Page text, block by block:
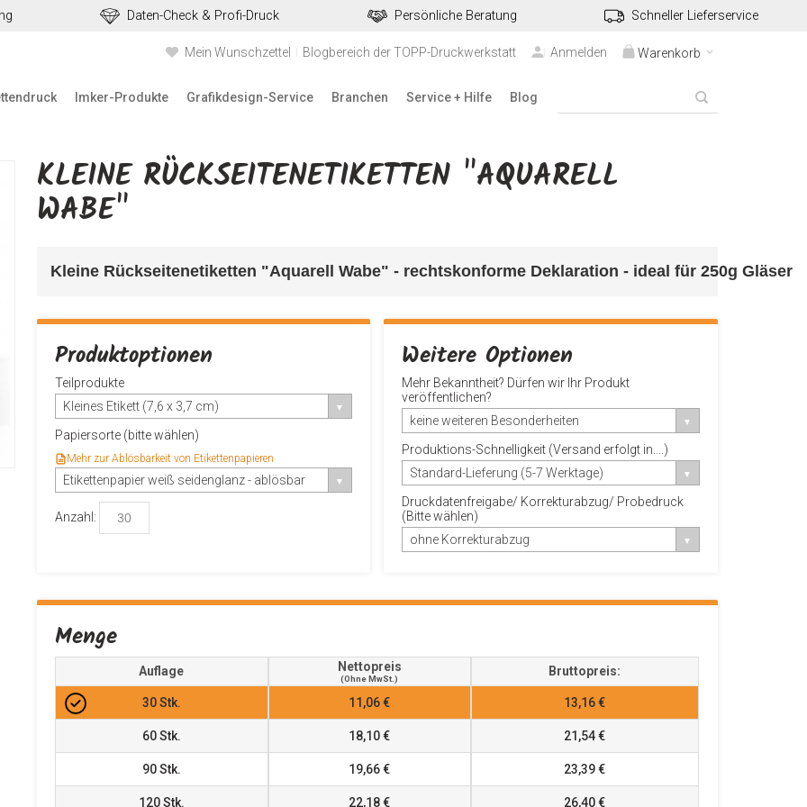
Daten-Check & Profi-Druck Persönliche Beratung Schneller Lieferservice
Warenkorb
Mein Wunschzettel Blogbereich der TOPP-Druckwerkstatt Anmelden
Imker-Produkte Grafikdesign-Service Branchen Service + Hilfe Blog
KLEINE RÜCKSEITENETIKETTEN "AQUARELL
WABE"
Kleine Rückseitenetiketten "Aquarell Wabe" - rechtskonforme Deklaration - ideal für 250g Gläser
Produktoptionen
Teilprodukte
Kleines Etikett (7,6 x 3,7 cm)
Papiersorte (bitte wählen)
Mehr zur Ablösbarkeit von Etikettenpapieren
Etikettenpapier weiß seidenglanz - ablösbar
Anzahl:
Weitere Optionen
Mehr Bekanntheit? Dürfen wir Ihr Produkt
veröffentlichen?
keine weiteren Besonderheiten
Produktions-Schnelligkeit (Versand erfolgt in....)
Standard-Lieferung (5-7 Werktage)
Druckdatenfreigabe/ Korrekturabzug/ Probedruck
(Bitte wählen)
ohne Korrekturabzug
Menge
Auflage Nettopreis
(ohne MwSt.)
Bruttopreis:
30Stk. 11,06 € 13,16 €
60Stk. 18,10 € 21,54 €
90Stk. 19,66 € 23,39 €
120Stk. 22,18 € 26,40 €